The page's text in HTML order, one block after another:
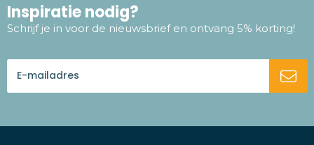
Inspiratie nodig?
Schrijf je in voor de nieuwsbrief en ontvang 5% korting!